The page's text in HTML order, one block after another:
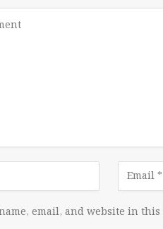
email, and website in